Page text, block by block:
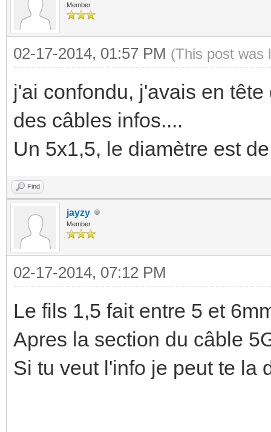
Member
02-17-2014, 01:57 PM (This post was
j'ai confondu, j'avais en
des câbles infos....
Un 5x1,5, le diamètre est
Find
jayzy
Member
02-17-2014, 07:12 PM
Le fils 1,5 fait entre 5 et
Apres la section du câble
Si tu veut l'info je peut te la